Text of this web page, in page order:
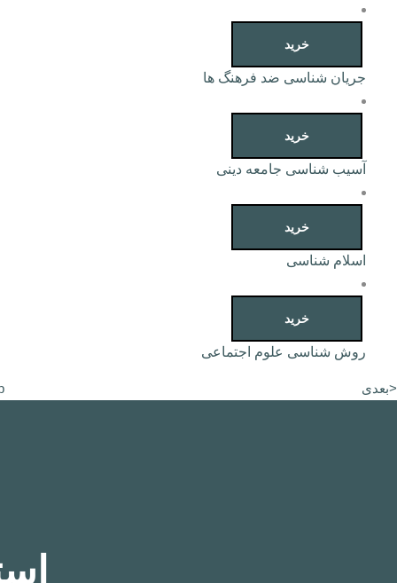
خرید
جریان شناسی ضد فرهنگ ها
خرید
آسیب شناسی جامعه دینی
خرید
اسلام شناسی
خرید
روش شناسی علوم اجتماعی
<بعدی